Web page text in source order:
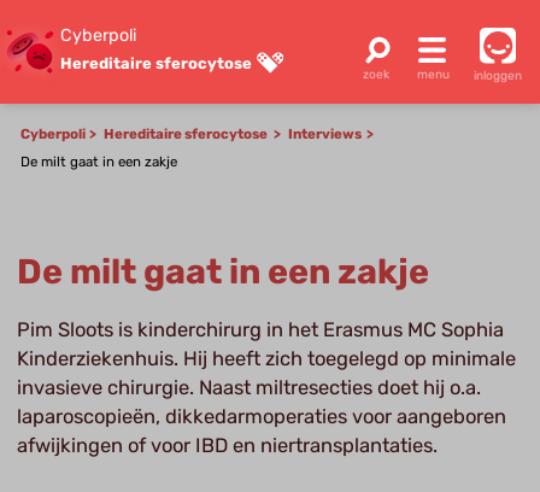
Cyberpoli
Hereditaire sferocytose
inloggen
Cyberpoli Hereditaire sferocytose
Interviews
De milt gaat in een zakje
De milt gaat in een zakje
Pim Sloots is kinderchirurg in het Erasmus MC Sophia
Kinderziekenhuis. Hij heeft zich toegelegd op minimale
invasieve chirurgie. Naast miltresecties doet hij o.a.
laparoscopieën, dikkedarmoperaties voor aangeboren
afwijkingen of voor IBD en niertransplantaties.